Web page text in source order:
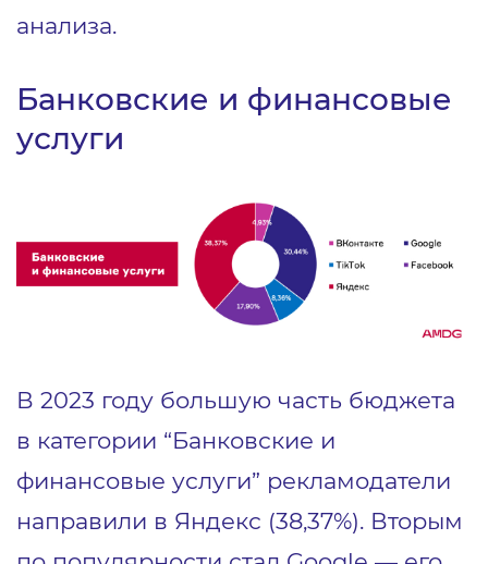
анализа.
Банковские и финансовые
услуги
В 2023 году большую часть бюджета
в категории “Банковские и
финансовые услуги” рекламодатели
направили в Яндекс (38,37%). Вторым